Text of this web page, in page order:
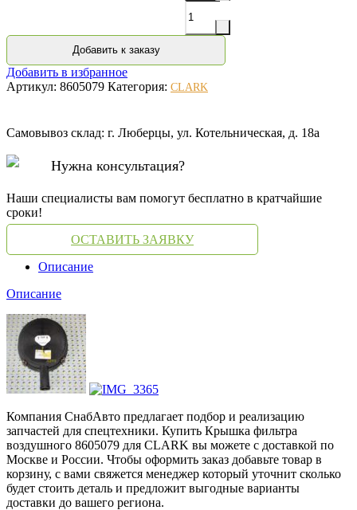
Добавить к заказу
Добавить в избранное
Артикул: 8605079 Категория: CLARK
Самовывоз склад: г. Люберцы, ул. Котельническая, д. 18а
Нужна консультация?
Наши специалисты вам помогут бесплатно в кратчайшие
сроки!
ОСТАВИТЬ ЗАЯВКУ
Описание
Описание
Компания СнабАвто предлагает подбор и реализацию
запчастей для спецтехники. Купить Крышка фильтра
воздушного 8605079 для CLARK вы можете с доставкой по
Москве и России. Чтобы оформить заказ добавьте товар в
корзину, с вами свяжется менеджер который уточнит сколько
будет стоить деталь и предложит выгодные варианты
доставки до вашего региона.